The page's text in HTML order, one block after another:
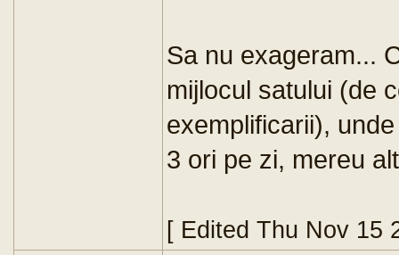
Sa nu exageram...
mijlocul satului (de
exemplificarii),
3 ori pe zi, mereu
[ Edited Thu Nov 15